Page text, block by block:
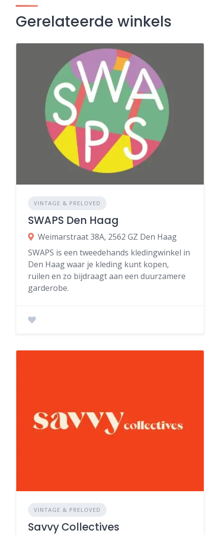
Gerelateerde winkels
VINTAGE & PRELOVED
SWAPS Den Haag
Weimarstraat 38A, 2562 GZ Den Haag
SWAPS is een tweedehands kledingwinkel in
Den Haag waar je kleding kunt kopen,
ruilen en zo bijdraagt aan een duurzamere
garderobe.
VINTAGE & PRELOVED
Savvy Collectives